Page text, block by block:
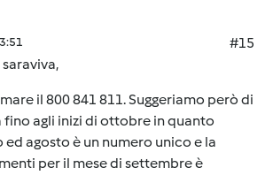
#15
il 800 841 811. Suggeriamo però di
agli inizi di ottobre in quanto
ed agosto è un numero unico e la
per il mese di settembre è